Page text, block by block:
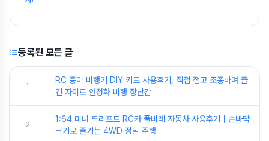
등록된 모든 글
1
RC 종이 비행기 DIY 키트 사용후기, 직접 접고 조종하며 즐
긴 자이로 안정화 비행 장난감
2
1:64 미니 드리프트 RC카 풀비례 자동차 사용후기｜손바닥
크기로 즐기는 4WD 정밀 주행